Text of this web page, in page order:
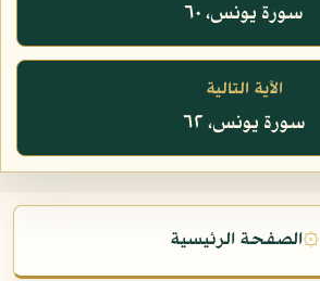
سورة يونس، ٦٠
الآية التالية
سورة يونس، ٦٢
۞الصفحة الرئيسية